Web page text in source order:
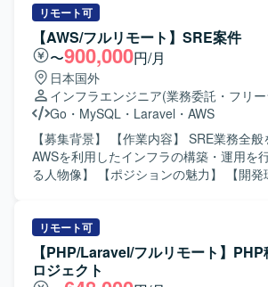
リモート可
【AWS/フルリモート】SRE案件
〜900,000円/月
日本国外
インフラエンジニア(業務委託・フリ
Go ・ MySQL ・ Laravel ・ AWS
【募集背景】 【作業内容】 SRE業務全般を担当します。
AWSを利用したインフラの構築・運用を行いま
る人物像】 【ポジションの魅力】 【開発環境】 PHP、
Actions、Terraformを利用します。
リモート可
【PHP/Laravel/フルリモート】
ロジェクト